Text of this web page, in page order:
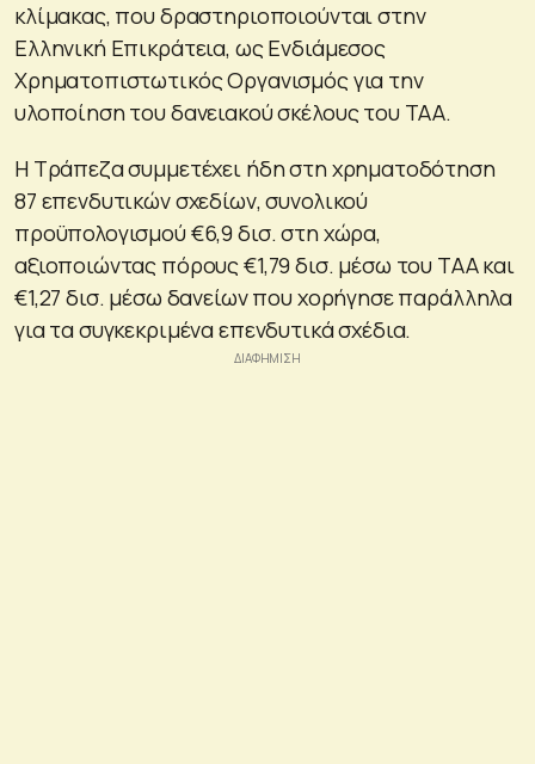
κλίμακας, που δραστηριοποιούνται στην
Ελληνική Επικράτεια, ως Ενδιάμεσος
Χρηματοπιστωτικός Οργανισμός για την
υλοποίηση του δανειακού σκέλους του ΤΑΑ.
Η Τράπεζα συμμετέχει ήδη στη χρηματοδότηση
87 επενδυτικών σχεδίων, συνολικού
προϋπολογισμού €6,9 δισ. στη χώρα,
αξιοποιώντας πόρους €1,79 δισ. μέσω του ΤΑΑ και
€1,27 δισ. μέσω δανείων που χορήγησε παράλληλα
για τα συγκεκριμένα επενδυτικά σχέδια.